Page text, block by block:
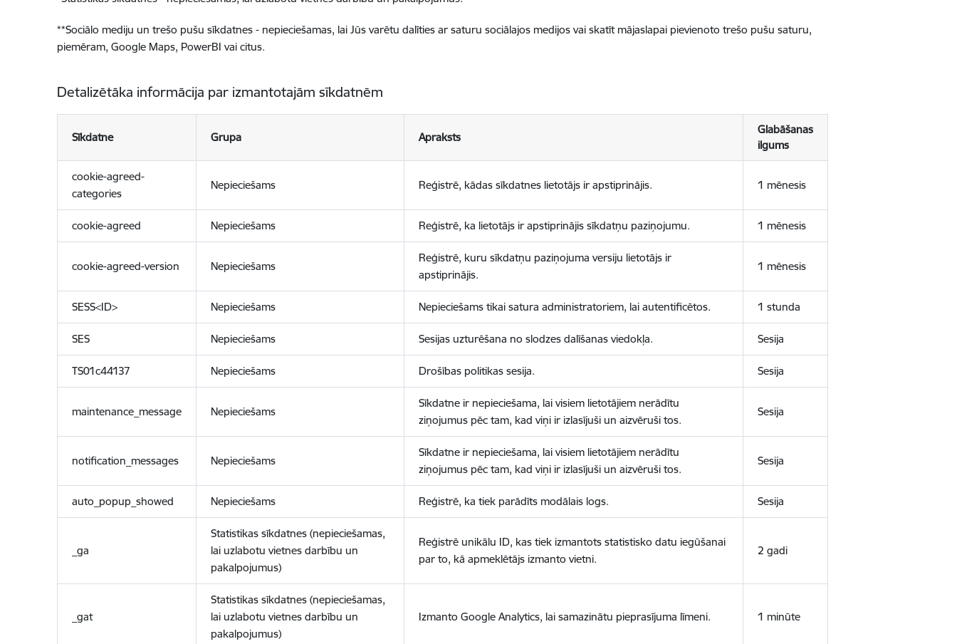
**Sociālo mediju un trešo pušu sīkdatnes - nepieciešamas, lai Jūs varētu dalīties ar saturu sociālajos medijos vai skatīt mājaslapai pievienoto trešo pušu saturu,
piemēram, Google Maps, PowerBI vai citus.
Detalizētāka informācija par izmantotajām sīkdatnēm
Sīkdatne Grupa Apraksts
Glabāšanas
ilgums
cookie-agreed-
categories
Nepieciešams Reģistrē, kādas sīkdatnes lietotājs ir apstiprinājis. 1 mēnesis
cookie-agreed Nepieciešams Reģistrē, ka lietotājs ir apstiprinājis sīkdatņu paziņojumu. 1 mēnesis
cookie-agreed-version Nepieciešams
Reģistrē, kuru sīkdatņu paziņojuma versiju lietotājs ir
apstiprinājis.
1 mēnesis
SESS<ID> Nepieciešams Nepieciešams tikai satura administratoriem, lai autentificētos. 1 stunda
SES Nepieciešams Sesijas uzturēšana no slodzes dalīšanas viedokļa. Sesija
TS01c44137 Nepieciešams Drošības politikas sesija. Sesija
maintenance_message Nepieciešams
Sīkdatne ir nepieciešama, lai visiem lietotājiem nerādītu
ziņojumus pēc tam, kad viņi ir izlasījuši un aizvēruši tos.
Sesija
notification_messages Nepieciešams
Sīkdatne ir nepieciešama, lai visiem lietotājiem nerādītu
ziņojumus pēc tam, kad viņi ir izlasījuši un aizvēruši tos.
Sesija
auto_popup_showed Nepieciešams Reģistrē, ka tiek parādīts modālais logs. Sesija
_ga
Statistikas sīkdatnes (nepieciešamas,
lai uzlabotu vietnes darbību un
pakalpojumus)
Reģistrē unikālu ID, kas tiek izmantots statistisko datu iegūšanai
par to, kā apmeklētājs izmanto vietni.
2 gadi
_gat
Statistikas sīkdatnes (nepieciešamas,
lai uzlabotu vietnes darbību un
pakalpojumus)
Izmanto Google Analytics, lai samazinātu pieprasījuma līmeni. 1 minūte